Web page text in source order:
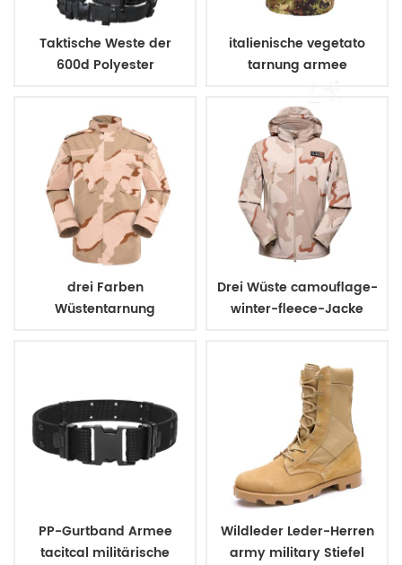
Taktische Weste der
600d Polyester
italienische vegetato
tarnung armee
drei Farben
Wüstentarnung
Drei Wüste camouflage-
winter-fleece-Jacke
PP-Gurtband Armee
tacitcal militärische
Wildleder Leder-Herren
army military Stiefel